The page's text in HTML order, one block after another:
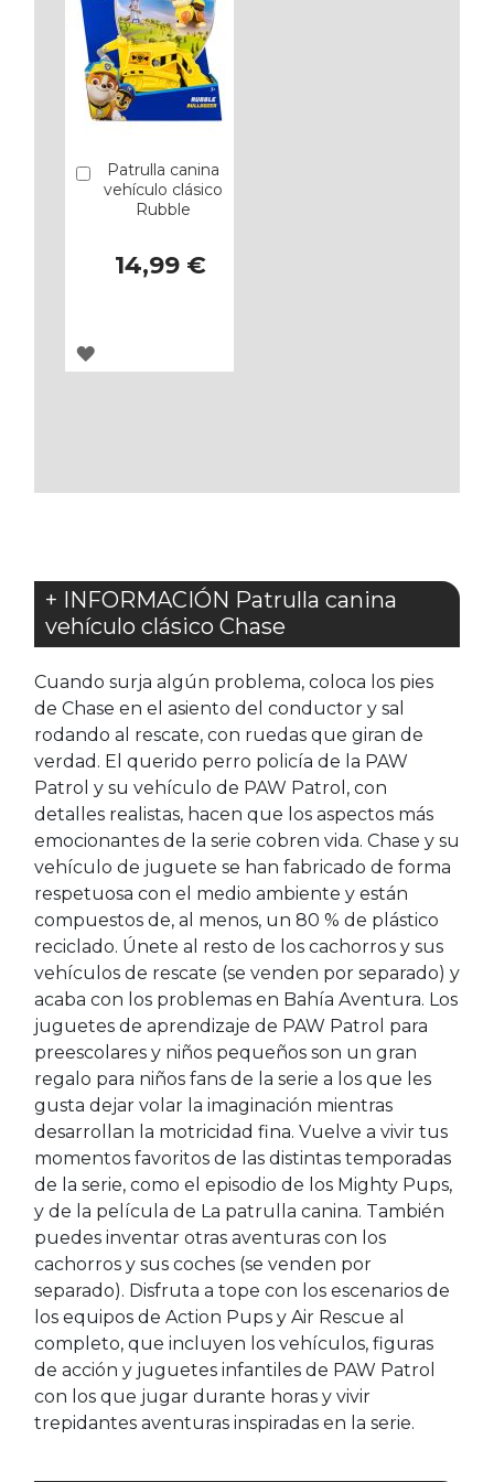
Patrulla canina
vehículo clásico
Rubble
14,99 €
Añadir
AGREGAR
+ INFORMACIÓN Patrulla canina
vehículo clásico Chase
Cuando surja algún problema, coloca los pies
de Chase en el asiento del conductor y sal
rodando al rescate, con ruedas que giran de
verdad. El querido perro policía de la PAW
Patrol y su vehículo de PAW Patrol, con
detalles realistas, hacen que los aspectos más
emocionantes de la serie cobren vida. Chase y su
vehículo de juguete se han fabricado de forma
respetuosa con el medio ambiente y están
compuestos de, al menos, un 80 % de plástico
reciclado. Únete al resto de los cachorros y sus
vehículos de rescate (se venden por separado) y
acaba con los problemas en Bahía Aventura. Los
juguetes de aprendizaje de PAW Patrol para
preescolares y niños pequeños son un gran
regalo para niños fans de la serie a los que les
gusta dejar volar la imaginación mientras
desarrollan la motricidad fina. Vuelve a vivir tus
momentos favoritos de las distintas temporadas
de la serie, como el episodio de los Mighty Pups,
y de la película de La patrulla canina. También
puedes inventar otras aventuras con los
cachorros y sus coches (se venden por
separado). Disfruta a tope con los escenarios de
los equipos de Action Pups y Air Rescue al
completo, que incluyen los vehículos, figuras
de acción y juguetes infantiles de PAW Patrol
con los que jugar durante horas y vivir
trepidantes aventuras inspiradas en la serie.